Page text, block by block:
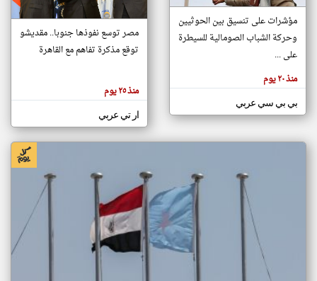
تغيير الدولة
اخبار الصومال على مدار الساعة
أهم اخبار الصومال العاجلة والمباشرة
المقالات
الموجوده
هنا عن
كاتبيها.
مؤشرات على تنسيق بين الحوثيين
وحركة الشباب الصومالية للسيطرة
على ...
منذ ٢٠ يوم
بي بي سي عربي
مصر توسع نفوذها جنوبا.. مقديشو
توقع مذكرة تفاهم مع القاهرة
منذ ٢٥ يوم
ار تي عربي
klyoum.com